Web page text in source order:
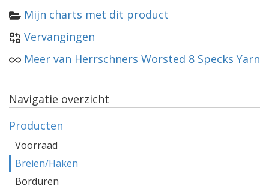
Mijn charts met dit product
Vervangingen
Meer van Herrschners Worsted 8 Specks Yarn
Navigatie overzicht
Producten
Voorraad
Breien/Haken
Borduren